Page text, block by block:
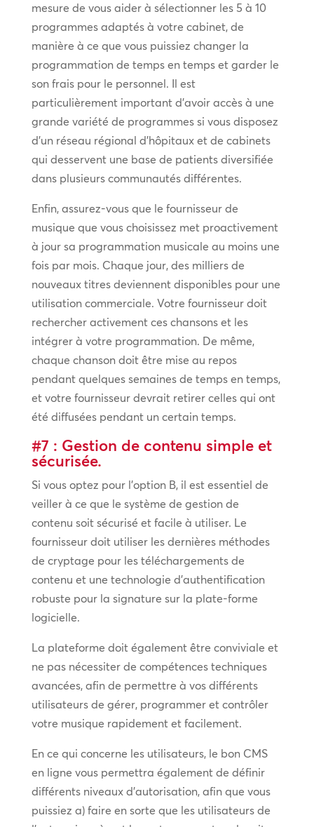
mesure de vous aider à sélectionner les 5 à 10
programmes adaptés à votre cabinet, de
manière à ce que vous puissiez changer la
programmation de temps en temps et garder le
son frais pour le personnel. Il est
particulièrement important d’avoir accès à une
grande variété de programmes si vous disposez
d’un réseau régional d’hôpitaux et de cabinets
qui desservent une base de patients diversifiée
dans plusieurs communautés différentes.
Enfin, assurez-vous que le fournisseur de
musique que vous choisissez met proactivement
à jour sa programmation musicale au moins une
fois par mois. Chaque jour, des milliers de
nouveaux titres deviennent disponibles pour une
utilisation commerciale. Votre fournisseur doit
rechercher activement ces chansons et les
intégrer à votre programmation. De même,
chaque chanson doit être mise au repos
pendant quelques semaines de temps en temps,
et votre fournisseur devrait retirer celles qui ont
été diffusées pendant un certain temps.
#7 : Gestion de contenu simple et
sécurisée.
Si vous optez pour l’option B, il est essentiel de
veiller à ce que le système de gestion de
contenu soit sécurisé et facile à utiliser. Le
fournisseur doit utiliser les dernières méthodes
de cryptage pour les téléchargements de
contenu et une technologie d’authentification
robuste pour la signature sur la plate-forme
logicielle.
La plateforme doit également être conviviale et
ne pas nécessiter de compétences techniques
avancées, afin de permettre à vos différents
utilisateurs de gérer, programmer et contrôler
votre musique rapidement et facilement.
En ce qui concerne les utilisateurs, le bon CMS
en ligne vous permettra également de définir
différents niveaux d’autorisation, afin que vous
puissiez a) faire en sorte que les utilisateurs de